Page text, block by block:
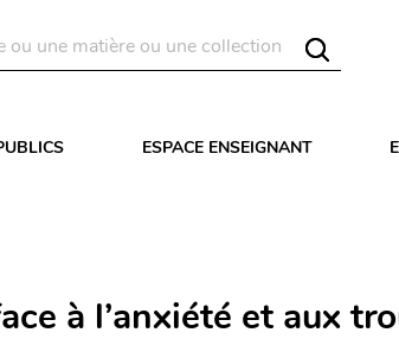
ESPACE ENSEIGNANT
à l’anxiété et aux